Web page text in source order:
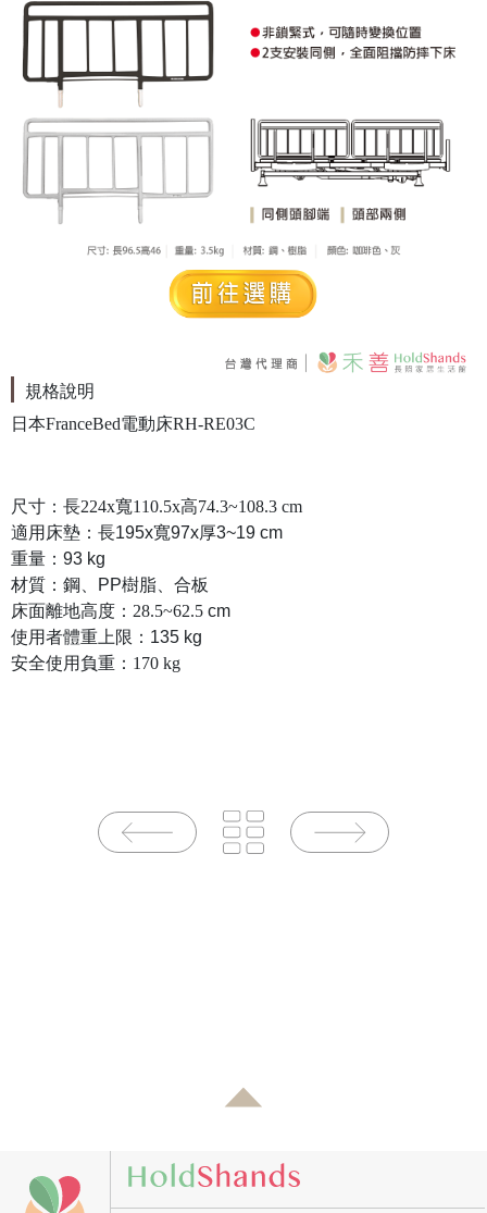
規格說明
日本FranceBed電動床RH-RE03C
尺寸 ：長224x寬110.5x高74.3~108.3 cm
適用床墊 ：長195x寬97x厚3~19 cm
重量 ：93 kg
材質 ：鋼、PP樹脂、合板
床面離地高度 ： 28.5~62.5 cm
使用者體重上限 ：135 kg
安全使用負重 ： 170 kg